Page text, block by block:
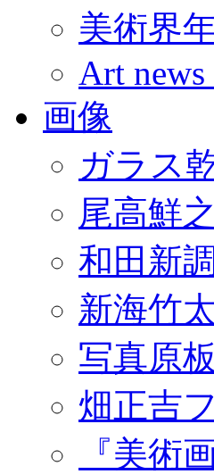
美術界
Art news
画像
ガラス
尾高鮮
和田新
新海竹
写真原
畑正吉
『美術